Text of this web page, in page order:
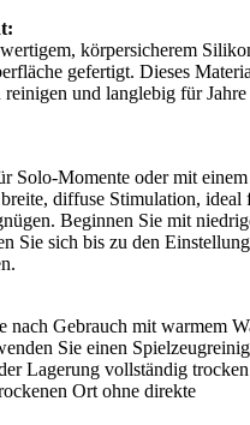
körpersicherem
gefertigt. Dieses
und langlebig für
Solo-Momente oder mit einem
diffuse Stimulation, ideal
Beginnen Sie mit
Sie sich bis zu den
nach Gebrauch mit warmem
Sie einen
Lagerung vollständig
Ort ohne direkte